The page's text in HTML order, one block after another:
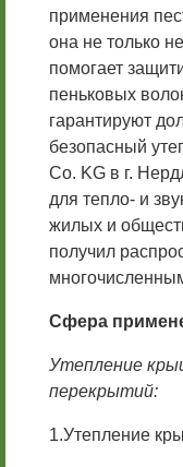
применения
она не только
помогает
пеньковых
гарантируют
безопасный
Co. KG в г.
для тепло- и
жилых и
получил
Сфера
Утепление
перекрытий:
1.Утепление